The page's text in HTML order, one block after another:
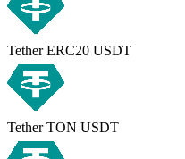
Tether ERC20 USDT
Tether TON USDT